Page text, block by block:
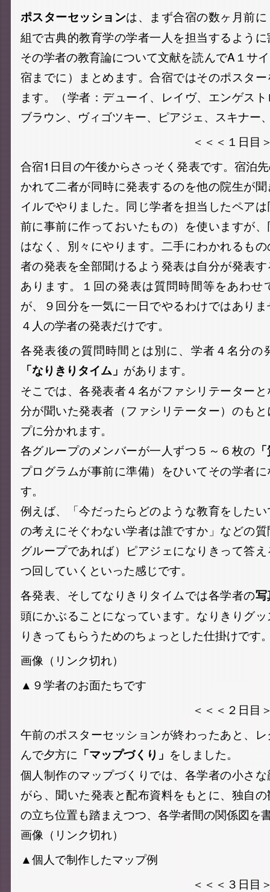
ポスターセッションは、まず合宿の数ヶ月前
組で古典的教育学の学者一人を担当するよう
その学者の教育論について文献を読んでA１サ
宿までに）まとめます。合宿ではそのポスタ
ます。（学者：デューイ、レイヴ、エンゲス
ブラウン、ヴィゴツキー、ピアジェ、スキナー
＜＜＜１日目＞＞
合宿1日目の午後からさっそく発表です。宿泊
かれて二者が同時に発表するのを他の院生が
イルでやりました。同じ学者を担当したペア
前に事前に作っておいたもの）を使いますが
はなく、別々にやります。二手にわかれるも
者の発表を全部聞けるよう発表は自分が発表
あります。１回の発表は質問時間等をあわせ
が、９回分を一気に一日でやるわけではあり
４人の学者の発表だけです。
各発表後の質問時間とは別に、学者４名分の
「なりきりタイム」 があります。
そこでは、各発表者４名がファシリテーター
分が聞いた発表者（ファシリテーター）のも
プに分かれます。
各グループのメンバーが一人ずつ５～６枚の
プログラムが事前に準備）をひいてその学者
す。
例えば、「今だったらどのような教育をした
の考えにそぐわない学者は誰ですか」などの
グループであれば）ピアジェになりきって答
つ回していくといった感じです。
各発表、そしてなりきりタイムでは各学者の
頭にかぶることになっています。なりきりグ
りきってもらうためのちょっとした仕掛けです
画像（リンク切れ）
▲９学者のお面たちです
＜＜＜２日目＞＞
午前のポスターセッションが終わったあと、
んで夕方に 「マップづくり」 をしました。
個人制作のマップづくりでは、各学者の小さ
がら、聞いた発表と配布資料をもとに、独自
の立ち位置も踏まえつつ、各学者間の関係図を
画像（リンク切れ）
▲個人で制作したマップ例
＜＜＜３日目＞＞